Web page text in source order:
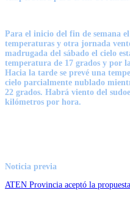
Para el inicio del fin de semana
temperaturas y otra jornada
madrugada del sábado el cielo
temperatura de 17 grados y por
Hacia la tarde se prevé una
cielo parcialmente nublado
22 grados. Habrá viento del
kilómetros por hora.
Noticia previa
ATEN Provincia aceptó la